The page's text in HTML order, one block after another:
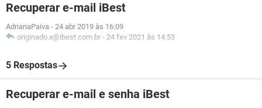
Recuperar e-mail iBest
AdrianaPaiva - 24 abr 2019 às 16:09
originado.x@ibest.com.br - 24 fev 2021 às 14:53
5 Respostas
Recuperar e-mail e senha iBest